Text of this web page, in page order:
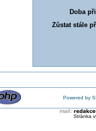
Doba
Zůstat stále
Powered by
Stránka